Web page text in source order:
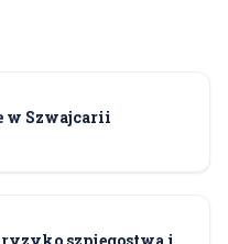
w Szwajcarii